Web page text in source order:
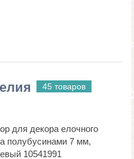
45 товаров
для декора елочного
полубусинами 7 мм,
10541991